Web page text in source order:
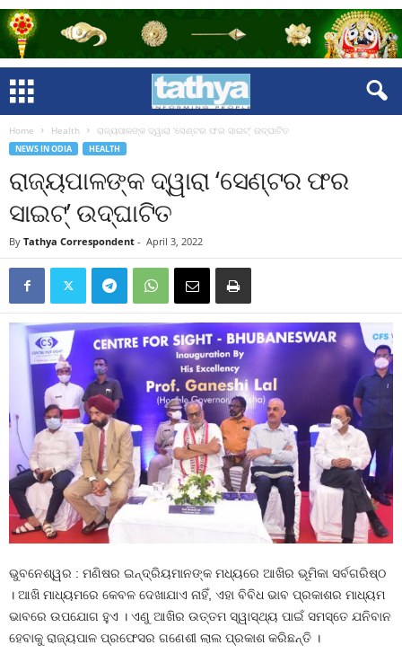
Home Health ରାଜ୍ୟପାଳଙ୍କ ଦ୍ୱାରା ‘ସେଣ୍ଟର ଫର ସାଇଟ୍‌’ ଉଦ୍‌ଘାଟିତ
NEWS IN ODIA HEALTH
ରାଜ୍ୟପାଳଙ୍କ ଦ୍ୱାରା ‘ସେଣ୍ଟର ଫର
ସାଇଟ୍‌’ ଉଦ୍‌ଘାଟିତ
By Tathya Correspondent - April 3, 2022
ଭୁବନେଶ୍ୱର : ମଣିଷର ଇନ୍ଦ୍ରିୟମାନଙ୍କ ମଧ୍ୟରେ ଆଖିର ଭୂମିକା ସର୍ବଗରିଷ୍ଠ
। ଆଖି ମାଧ୍ୟମରେ କେବଳ ଦେଖାଯାଏ ନାହିଁ, ଏହା ବିବିଧ ଭାବ ପ୍ରକାଶର ମାଧ୍ୟମ
ଭାବରେ ଉପଯୋଗ ହୁଏ । ଏଣୁ ଆଖିର ଉତ୍ତମ ସ୍ୱାସ୍ଥ୍ୟ ପାଇଁ ସମସ୍ତେ ଯନିବାନ
ହେବାକୁ ରାଜ୍ୟପାଳ ପ୍ରଫେସର ଗଣେଶୀ ଲାଲ ପ୍ରକାଶ କରିଛନ୍ତି ।